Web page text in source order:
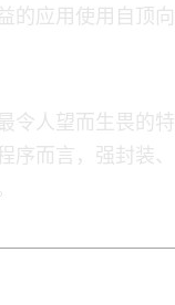
的应用使用自顶
令人望而生畏的
序而言，强封装